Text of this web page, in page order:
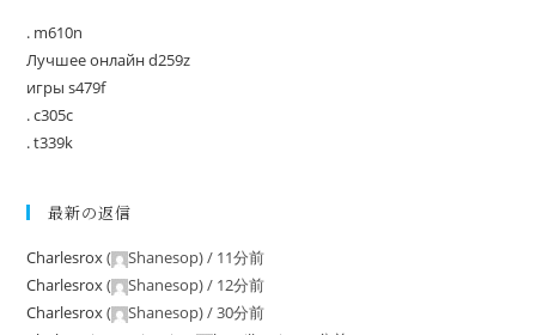
. m610n
Лучшее онлайн d259z
игры s479f
. c305c
. t339k
最新の返信
Charlesrox( Shanesop) / 11分前
Charlesrox( Shanesop) / 12分前
Charlesrox( Shanesop) /30分前